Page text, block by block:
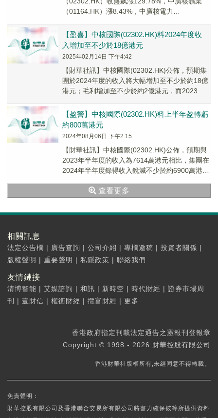
（01164.HK）漲8.43%，中廣核電力
【盈喜】中核國際(02302.HK)料2024年度收
入增加至不少於18億港元
2025年02月14日 下午4:42
【財華社訊】中核國際(02302.HK)公佈，預期集
團於2024年度的收入將大幅增加至不少於約18億
港元；毛利增加至不少於約2億港元，而2023年
【盈警】中核國際(02302.HK)料上半年盈轉虧
約800萬港元
2024年08月06日 下午2:15
【財華社訊】中核國際(02302.HK)公佈，預期與
2023年半年度的收入為7614萬港元相比，集團在
2024年半年度錄得收入銳減不少於約6900萬港
查看更多
相關訊息
法定公告欄 | 廣告查詢 | 公司介紹 | 專欄邀稿 | 投資者關係 |
版權聲明 | 重要聲明 | 私隱政策 | 聯絡我們
友情鏈接
清博智能 | 艾媒諮詢 | 和訊 | 新時空 | 時代財經 | 證券市場周
刊
| 壹財信 | 權衡財經 | 攬富財經 | 更多...
香港政府指定刊載法定通告之憲報刊登報章
Copyright © 1998 - 2026 財華控股有限公司
香港財華社版權所有,未經同意不得轉載。
免責聲明：
財華控股有限公司及香港聯合交易所有限公司將盡力確保彼等所提供資料